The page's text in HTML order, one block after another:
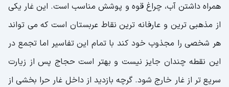
همراه داشتن آب، چراغ قوه و پوشش مناسب است. این غار یکی
از مذهبی ترین و عارفانه ترین نقاط عربستان است که می تواند
هر شخصی را مجذوب خود کند با تمام این تفاسیر اما تجمع در
این نقطه چندان جایز نیست و بهتر است حجاج پس از زیارت
سریع تر از غار خارج شود. گرچه بازدید از داخل غار حرا بخشی از